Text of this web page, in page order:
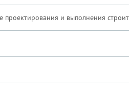
и выполнения